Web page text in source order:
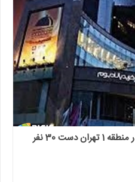
60 درصد سرمایه گذاری مسکن در منطقه 1 تهران دست 30 نفر